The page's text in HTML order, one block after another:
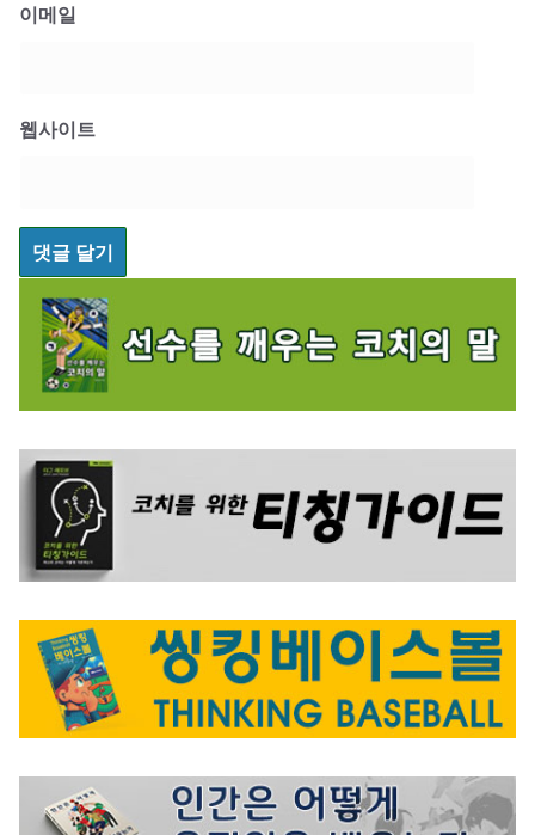
이메일
웹사이트